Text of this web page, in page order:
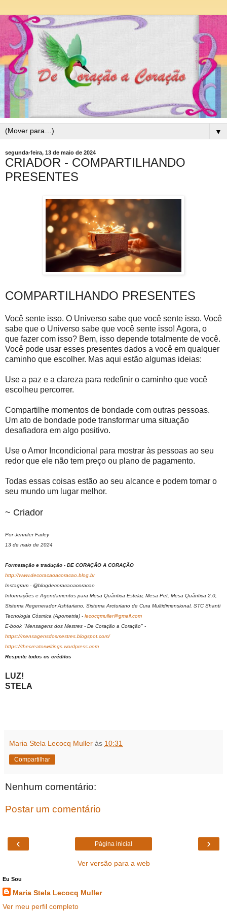
▼
segunda-feira, 13 de maio de 2024
CRIADOR - COMPARTILHANDO
PRESENTES
COMPARTILHANDO PRESENTES
Você sente isso. O Universo sabe que você sente isso. Você
sabe que o Universo sabe que você sente isso! Agora, o
que fazer com isso? Bem, isso depende totalmente de você.
Você pode usar esses presentes dados a você em qualquer
caminho que escolher. Mas aqui estão algumas ideias:
Use a paz e a clareza para redefinir o caminho que você
escolheu percorrer.
Compartilhe momentos de bondade com outras pessoas.
Um ato de bondade pode transformar uma situação
desafiadora em algo positivo.
Use o Amor Incondicional para mostrar às pessoas ao seu
redor que ele não tem preço ou plano de pagamento.
Todas essas coisas estão ao seu alcance e podem tornar o
seu mundo um lugar melhor.
~ Criador
Por Jennifer Farley
13 de maio de 2024
Formatação e tradução - DE CORAÇÃO A CORAÇÃO
http://www.decoracaoacoracao.blog.br
Instagram - @blogdecoracaoacoracao
Informações e Agendamentos para Mesa Quântica Estelar, Mesa Pet, Mesa Quântica 2.0,
Sistema Regenerador Ashtariano, Sistema Arcturiano de Cura Multidimensional, STC Shanti
Tecnologia Cósmica (Apometria) - lecocqmuller@gmail.com
E-book "Mensagens dos Mestres - De Coração a Coração" -
https://mensagensdosmestres.blogspot.com/
https://thecreatorwritings.wordpress.com
Respeite todos os créditos
LUZ!
STELA
Maria Stela Lecocq Muller às 10:31
Compartilhar
Nenhum comentário:
Postar um comentário
‹ ›
Página inicial
Ver versão para a web
Eu Sou
Maria Stela Lecocq Muller
Ver meu perfil completo